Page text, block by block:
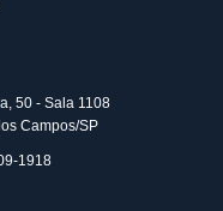
50 - Sala 1108
Campos/SP
1918